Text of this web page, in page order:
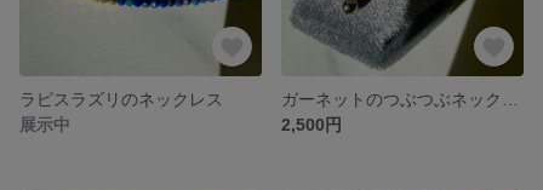
ラピスラズリのネックレス
展示中
2,500円